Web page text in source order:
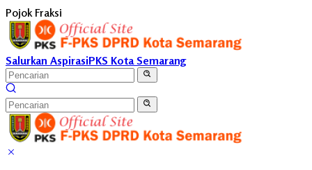
Langsung
ke
konten
Pojok Fraksi
Salurkan AspirasiPKS Kota Semarang